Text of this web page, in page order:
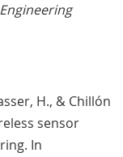
H., & Chillón
sensor
In